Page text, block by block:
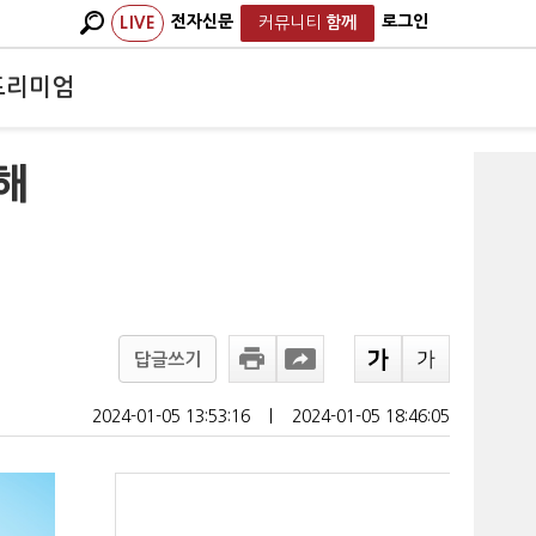
LIVE 전자신문 커뮤니티 함께 로그인
리미엄
답글쓰기
2024-01-05 13:53:16 2024-01-05 18:46:05